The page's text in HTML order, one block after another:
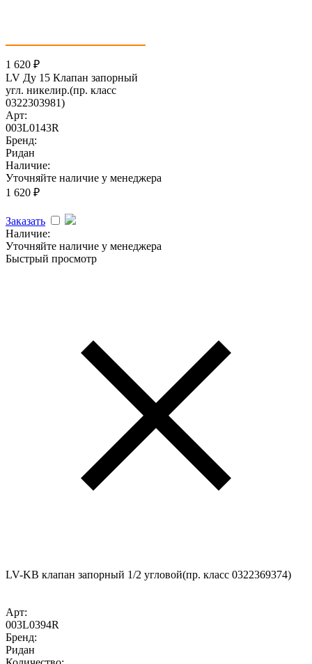
1 620 ₽
LV Ду 15 Клапан запорный
угл. никелир.(пр. класс
0322303981)
Арт:
003L0143R
Бренд:
Ридан
Наличие:
Уточняйте наличие у менеджера
1 620 ₽
Заказать
Наличие:
Уточняйте наличие у менеджера
Быстрый просмотр
LV-KB клапан запорный 1/2 угловой(пр. класс 0322369374)
Арт:
003L0394R
Бренд:
Ридан